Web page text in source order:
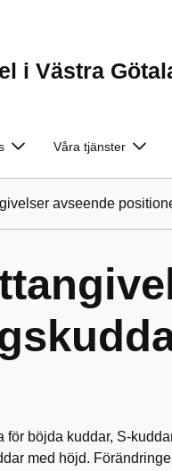
i Västra
Våra tjänster
avseende
böjda kuddar,
med höjd.